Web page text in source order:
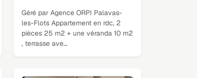
Géré par Agence ORPI Palavas-
les-Flots Appartement en rdc, 2
pièces 25 m2 + une véranda 10 m2
, terrasse ave…